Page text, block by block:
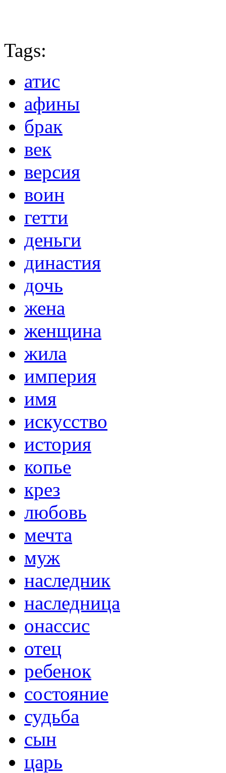
Tags:
атис
афины
брак
век
версия
воин
гетти
деньги
династия
дочь
жена
женщина
жила
империя
имя
искусство
история
копье
крез
любовь
мечта
муж
наследник
наследница
онассис
отец
ребенок
состояние
судьба
сын
царь